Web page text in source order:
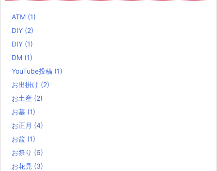
ATM (1)
DIY (2)
DIY (1)
DM (1)
YouTube投稿 (1)
お出掛け (2)
お土産 (2)
お墓 (1)
お正月 (4)
お盆 (1)
お祭り (6)
お花見 (3)